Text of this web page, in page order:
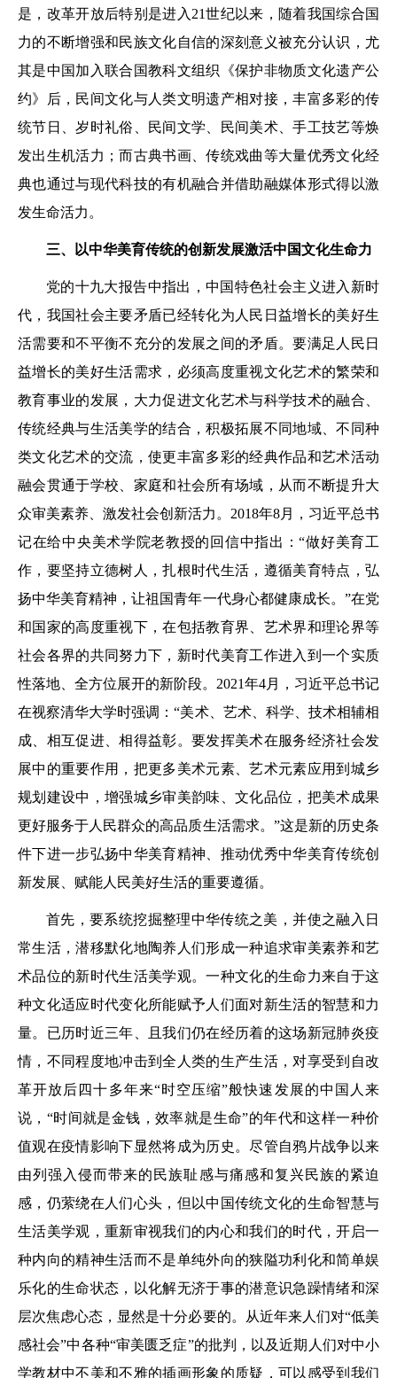
是，改革开放后特别是进入21世纪以来，随着我国综合国
力的不断增强和民族文化自信的深刻意义被充分认识，尤
其是中国加入联合国教科文组织《保护非物质文化遗产公
约》后，民间文化与人类文明遗产相对接，丰富多彩的传
统节日、岁时礼俗、民间文学、民间美术、手工技艺等焕
发出生机活力；而古典书画、传统戏曲等大量优秀文化经
典也通过与现代科技的有机融合并借助融媒体形式得以激
发生命活力。
三、以中华美育传统的创新发展激活中国文化生命力
党的十九大报告中指出，中国特色社会主义进入新时
代，我国社会主要矛盾已经转化为人民日益增长的美好生
活需要和不平衡不充分的发展之间的矛盾。要满足人民日
益增长的美好生活需求，必须高度重视文化艺术的繁荣和
教育事业的发展，大力促进文化艺术与科学技术的融合、
传统经典与生活美学的结合，积极拓展不同地域、不同种
类文化艺术的交流，使更丰富多彩的经典作品和艺术活动
融会贯通于学校、家庭和社会所有场域，从而不断提升大
众审美素养、激发社会创新活力。2018年8月，习近平总书
记在给中央美术学院老教授的回信中指出：“做好美育工
作，要坚持立德树人，扎根时代生活，遵循美育特点，弘
扬中华美育精神，让祖国青年一代身心都健康成长。”在党
和国家的高度重视下，在包括教育界、艺术界和理论界等
社会各界的共同努力下，新时代美育工作进入到一个实质
性落地、全方位展开的新阶段。2021年4月，习近平总书记
在视察清华大学时强调：“美术、艺术、科学、技术相辅相
成、相互促进、相得益彰。要发挥美术在服务经济社会发
展中的重要作用，把更多美术元素、艺术元素应用到城乡
规划建设中，增强城乡审美韵味、文化品位，把美术成果
更好服务于人民群众的高品质生活需求。”这是新的历史条
件下进一步弘扬中华美育精神、推动优秀中华美育传统创
新发展、赋能人民美好生活的重要遵循。
首先，要系统挖掘整理中华传统之美，并使之融入日
常生活，潜移默化地陶养人们形成一种追求审美素养和艺
术品位的新时代生活美学观。一种文化的生命力来自于这
种文化适应时代变化所能赋予人们面对新生活的智慧和力
量。已历时近三年、且我们仍在经历着的这场新冠肺炎疫
情，不同程度地冲击到全人类的生产生活，对享受到自改
革开放后四十多年来“时空压缩”般快速发展的中国人来
说，“时间就是金钱，效率就是生命”的年代和这样一种价
值观在疫情影响下显然将成为历史。尽管自鸦片战争以来
由列强入侵而带来的民族耻感与痛感和复兴民族的紧迫
感，仍萦绕在人们心头，但以中国传统文化的生命智慧与
生活美学观，重新审视我们的内心和我们的时代，开启一
种内向的精神生活而不是单纯外向的狭隘功利化和简单娱
乐化的生命状态，以化解无济于事的潜意识急躁情绪和深
层次焦虑心态，显然是十分必要的。从近年来人们对“低美
感社会”中各种“审美匮乏症”的批判，以及近期人们对中小
学教材中不美和不雅的插画形象的质疑，可以感受到我们